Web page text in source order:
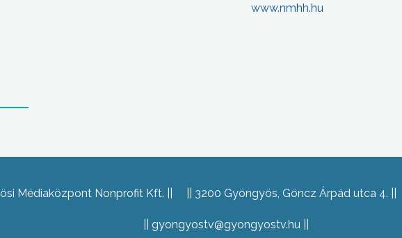
www.nmhh.hu
Médiaközpont Nonprofit Kft. 3200 Gyöngyös, Göncz Árpád utca 4.
gyongyostv@gyongyostv.hu